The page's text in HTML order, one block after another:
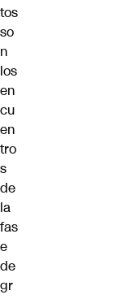
tos
so
n
los
en
cu
en
tro
s
de
la
fas
e
de
gr